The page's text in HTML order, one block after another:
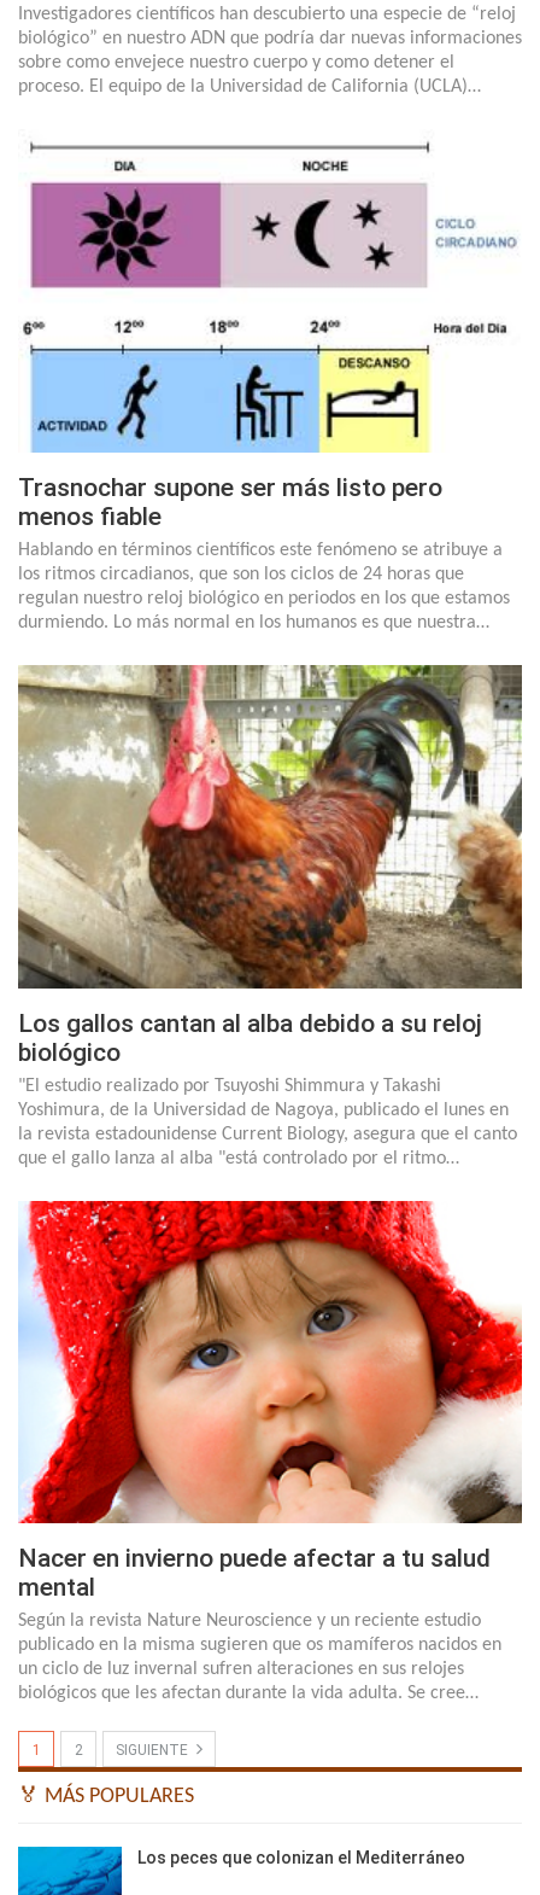
Investigadores científicos han descubierto una especie de “reloj
biológico” en nuestro ADN que podría dar nuevas informaciones
sobre como envejece nuestro cuerpo y como detener el
proceso. El equipo de la Universidad de California (UCLA)…
Trasnochar supone ser más listo pero
menos fiable
Hablando en términos científicos este fenómeno se atribuye a
los ritmos circadianos, que son los ciclos de 24 horas que
regulan nuestro reloj biológico en periodos en los que estamos
durmiendo. Lo más normal en los humanos es que nuestra…
Los gallos cantan al alba debido a su reloj
biológico
"El estudio realizado por Tsuyoshi Shimmura y Takashi
Yoshimura, de la Universidad de Nagoya, publicado el lunes en
la revista estadounidense Current Biology, asegura que el canto
que el gallo lanza al alba "está controlado por el ritmo…
Nacer en invierno puede afectar a tu salud
mental
Según la revista Nature Neuroscience y un reciente estudio
publicado en la misma sugieren que os mamíferos nacidos en
un ciclo de luz invernal sufren alteraciones en sus relojes
biológicos que les afectan durante la vida adulta. Se cree…
1 2 SIGUIENTE
🏅 MÁS POPULARES
Los peces que colonizan el Mediterráneo